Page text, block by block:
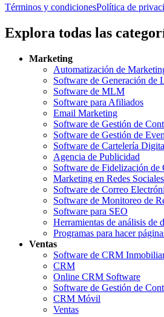
Términos y condicionesPolítica de
Explora todas las
Marketing
Automatización de
Software de Generación de
Software de MLM
Software para Afiliados
Email Marketing
Software de Gestión de
Software de Gestión de
Software de Cartelería
Agencia de Publicidad
Software de Fidelización de
Marketing en Redes Sociales
Software de Correo
Software de Monitoreo de
Software para SEO
Herramientas de análisis de
Programas para hacer
Ventas
Software de CRM
CRM
Online CRM Software
Software de Gestión de
CRM Móvil
Ventas